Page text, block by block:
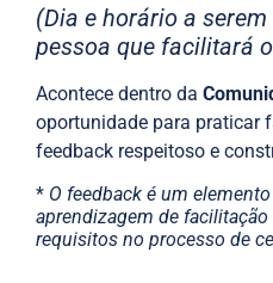
(Dia e horário a
pessoa que facilitará
Acontece dentro da
oportunidade para praticar
feedback respeitoso e
* O feedback é um
aprendizagem de
requisitos no processo de